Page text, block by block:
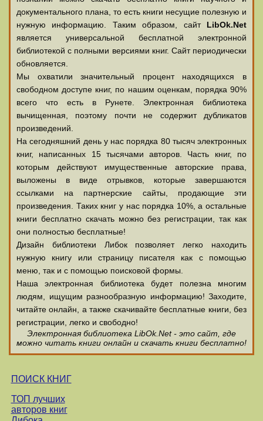
документального плана, то есть книги несущие полезную и
нужную информацию. Таким образом, сайт LibOk.Net
является универсальной бесплатной электронной
библиотекой с полными версиями книг. Сайт периодически
обновляется.
Мы охватили значительный процент находящихся в
свободном доступе книг, по нашим оценкам, порядка 90%
всего что есть в Рунете. Электронная библиотека
вычищенная, поэтому почти не содержит дубликатов
произведений.
На сегодняшний день у нас порядка 80 тысяч электронных
книг, написанных 15 тысячами авторов. Часть книг, по
которым действуют имущественные авторские права,
выложены в виде отрывков, которые завершаются
ссылками на партнерские сайты, продающие эти
произведения. Таких книг у нас порядка 10%, а остальные
книги бесплатно скачать можно без регистрации, так как
они полностью бесплатные!
Дизайн библиотеки Либок позволяет легко находить
нужную книгу или страницу писателя как с помощью
меню, так и с помощью поисковой формы.
Наша электронная библиотека будет полезна многим
людям, ищущим разнообразную информацию! Заходите,
читайте онлайн, а также скачивайте бесплатные книги, без
регистрации, легко и свободно!
Электронная библиотека LibOk.Net - это сайт, где
можно читать книги онлайн и скачать книги бесплатно!
ПОИСК КНИГ
ТОП лучших
авторов книг